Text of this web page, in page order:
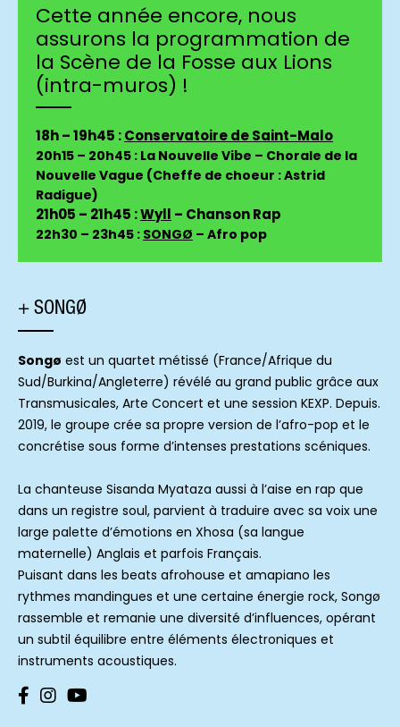
Cette année encore, nous
assurons la programmation de
la Scène de la Fosse aux Lions
(intra-muros) !
18h – 19h45 :Conservatoire de Saint-Malo
20h15 – 20h45 : La Nouvelle Vibe – Chorale de la
Nouvelle Vague (Cheffe de choeur : Astrid
Radigue)
21h05 – 21h45 :Wyll – Chanson Rap
22h30 – 23h45 : SONGØ – Afro pop
+ SONGØ
Songø est un quartet métissé (France/Afrique du
Sud/Burkina/Angleterre) révélé au grand public grâce aux
Transmusicales, Arte Concert et une session KEXP. Depuis.
2019, le groupe crée sa propre version de l’afro-pop et le
concrétise sous forme d’intenses prestations scéniques.
La chanteuse Sisanda Myataza aussi à l’aise en rap que
dans un registre soul, parvient à traduire avec sa voix une
large palette d’émotions en Xhosa (sa langue
maternelle) Anglais et parfois Français.
Puisant dans les beats afrohouse et amapiano les
rythmes mandingues et une certaine énergie rock, Songø
rassemble et remanie une diversité d’influences, opérant
un subtil équilibre entre éléments électroniques et
instruments acoustiques.